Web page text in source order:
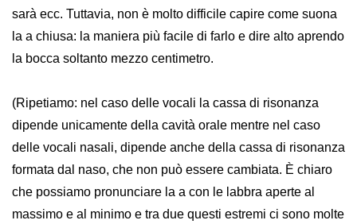
sarà ecc. Tuttavia, non è molto difficile capire come suona
la a chiusa: la maniera più facile di farlo e dire alto aprendo
la bocca soltanto mezzo centimetro.
(Ripetiamo: nel caso delle vocali la cassa di risonanza
dipende unicamente della cavità orale mentre nel caso
delle vocali nasali, dipende anche della cassa di risonanza
formata dal naso, che non può essere cambiata. È chiaro
che possiamo pronunciare la a con le labbra aperte al
massimo e al minimo e tra due questi estremi ci sono molte